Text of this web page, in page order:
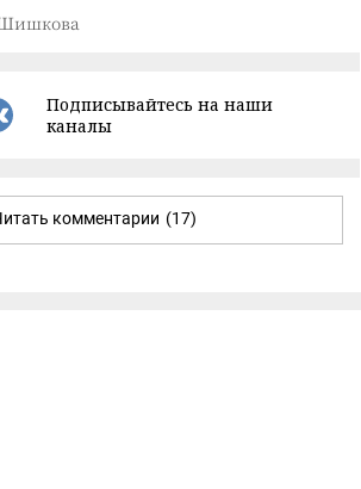
Подписывайтесь на наши
каналы
комментарии (17)